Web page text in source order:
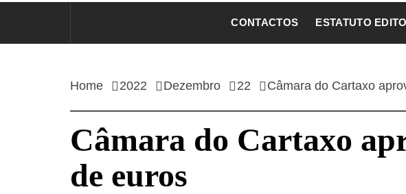
CONTACTOS ESTATUTO
Home 2022 Dezembro 22 Câmara do Cartaxo
Câmara do Cartaxo
de euros